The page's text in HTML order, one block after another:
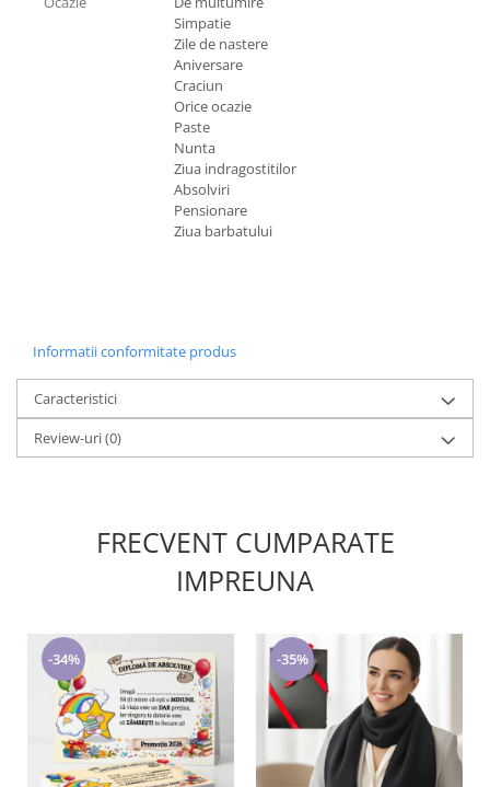
Simpatie
Zile de nastere
Aniversare
Craciun
Orice ocazie
Paste
Nunta
Ziua indragostitilor
Absolviri
Pensionare
Ziua barbatului
Informatii conformitate produs
Caracteristici
Review-uri(0)
FRECVENT CUMPARATE
IMPREUNA
-34% -35%